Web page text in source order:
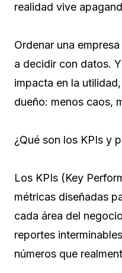
realidad vive
Ordenar una
a decidir con datos.
impacta en la
dueño: menos caos,
¿Qué son los KPIs y
Los KPIs (Key
métricas diseñadas
cada área del
reportes
números que